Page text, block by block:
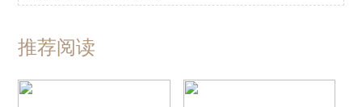
推荐阅读